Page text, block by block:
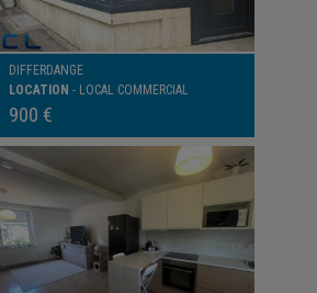
DIFFERDANGE
LOCATION - LOCAL COMMERCIAL
900 €